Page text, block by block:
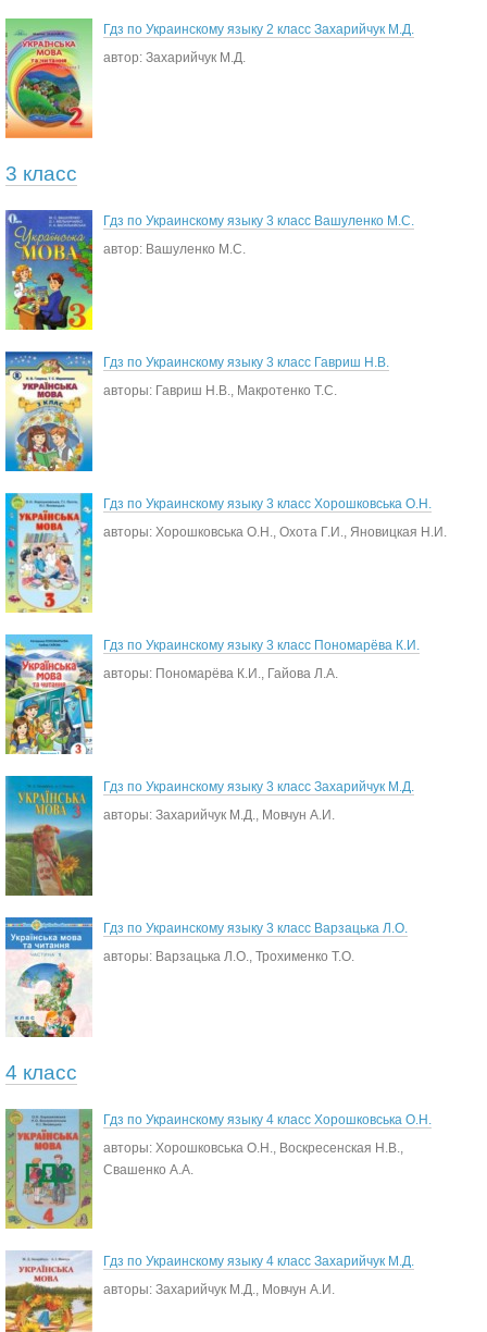
Гдз по Украинскому языку 2 класс Захарийчук М.Д.
автор: Захарийчук М.Д.
3 класс
Гдз по Украинскому языку 3 класс Вашуленко М.С.
автор: Вашуленко М.С.
Гдз по Украинскому языку 3 класс Гавриш Н.В.
авторы: Гавриш Н.В., Макротенко Т.С.
Гдз по Украинскому языку 3 класс Хорошковська О.Н.
авторы: Хорошковська О.Н., Охота Г.И., Яновицкая Н.И.
Гдз по Украинскому языку 3 класс Пономарёва К.И.
авторы: Пономарёва К.И., Гайова Л.А.
Гдз по Украинскому языку 3 класс Захарийчук М.Д.
авторы: Захарийчук М.Д., Мовчун А.И.
Гдз по Украинскому языку 3 класс Варзацька Л.О.
авторы: Варзацька Л.О., Трохименко Т.О.
4 класс
Гдз по Украинскому языку 4 класс Хорошковська О.Н.
авторы: Хорошковська О.Н., Воскресенская Н.В.,
Свашенко А.А.
Гдз по Украинскому языку 4 класс Захарийчук М.Д.
авторы: Захарийчук М.Д., Мовчун А.И.